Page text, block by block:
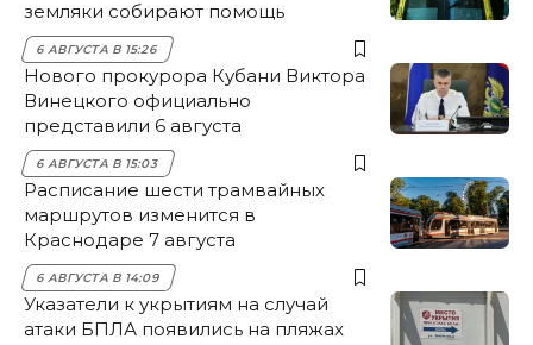
земляки собирают помощь
6 АВГУСТА В 15:26
Нового прокурора Кубани Виктора
Винецкого официально
представили 6 августа
6 АВГУСТА В 15:03
Расписание шести трамвайных
маршрутов изменится в
Краснодаре 7 августа
6 АВГУСТА В 14:09
Указатели к укрытиям на случай
атаки БПЛА появились на пляжах